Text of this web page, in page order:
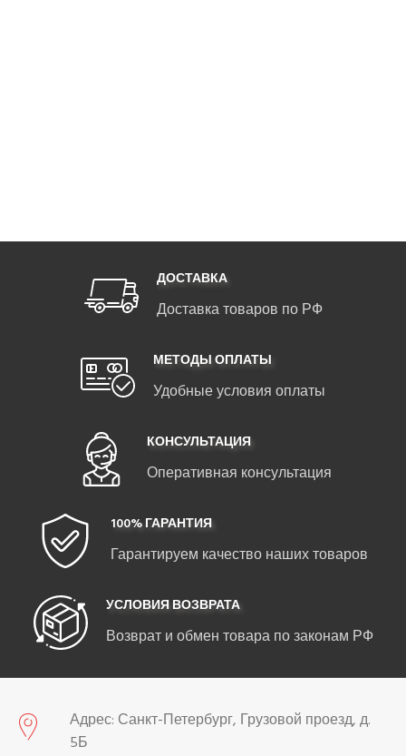
ДОСТАВКА
Доставка товаров по РФ
МЕТОДЫ ОПЛАТЫ
Удобные условия оплаты
КОНСУЛЬТАЦИЯ
Оперативная консультация
100% ГАРАНТИЯ
Гарантируем качество наших товаров
УСЛОВИЯ ВОЗВРАТА
Возврат и обмен товара по законам РФ
Адрес: Санкт-Петербург, Грузовой проезд, д.
5Б